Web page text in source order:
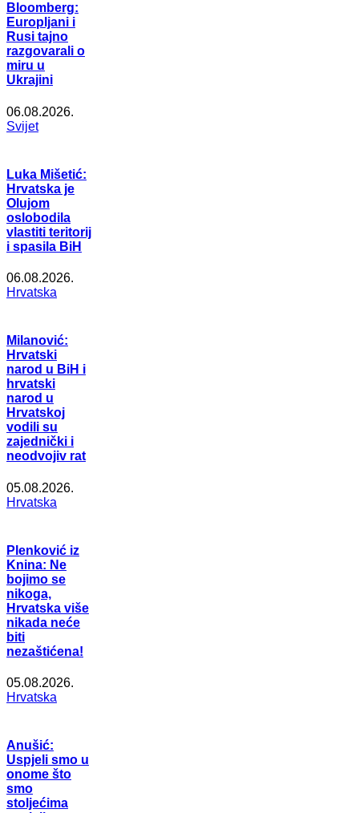
Bloomberg:
Europljani i
Rusi tajno
razgovarali o
miru u
Ukrajini
06.08.2026.
Svijet
Luka Mišetić:
Hrvatska je
Olujom
oslobodila
vlastiti teritorij
i spasila BiH
06.08.2026.
Hrvatska
Milanović:
Hrvatski
narod u BiH i
hrvatski
narod u
Hrvatskoj
vodili su
zajednički i
neodvojiv rat
05.08.2026.
Hrvatska
Plenković iz
Knina: Ne
bojimo se
nikoga,
Hrvatska više
nikada neće
biti
nezaštićena!
05.08.2026.
Hrvatska
Anušić:
Uspjeli smo u
onome što
smo
stoljećima